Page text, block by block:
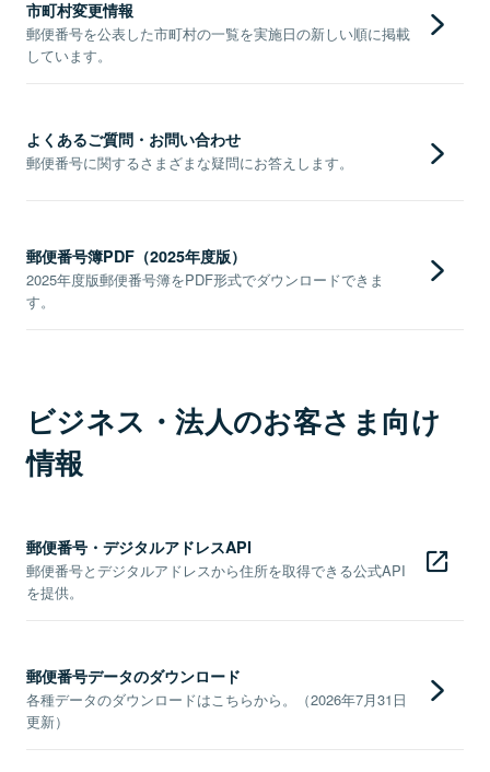
市町村変更情報
郵便番号を公表した市町村の一覧を実施日の新しい順に掲載
しています。
よくあるご質問・お問い合わせ
郵便番号に関するさまざまな疑問にお答えします。
郵便番号簿PDF（2025年度版）
2025年度版郵便番号簿をPDF形式でダウンロードできま
す。
ビジネス・法人のお客さま向け
情報
郵便番号・デジタルアドレスAPI
郵便番号とデジタルアドレスから住所を取得できる公式API
を提供。
郵便番号データのダウンロード
各種データのダウンロードはこちらから。（2026年7月31日
更新）